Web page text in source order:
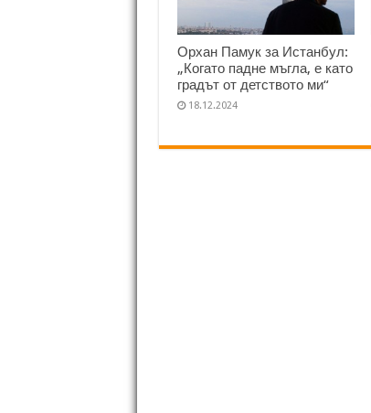
Орхан Памук за Истанбул:
„Когато падне мъгла, е като
градът от детството ми“
18.12.2024